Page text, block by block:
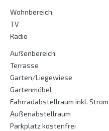
Wohnbereich:
TV
Radio
Außenbereich:
Terrasse
Garten/Liegewiese
Gartenmöbel
Fahrradabstellraum inkl.
Außenabstellraum
Parkplatz kostenfrei